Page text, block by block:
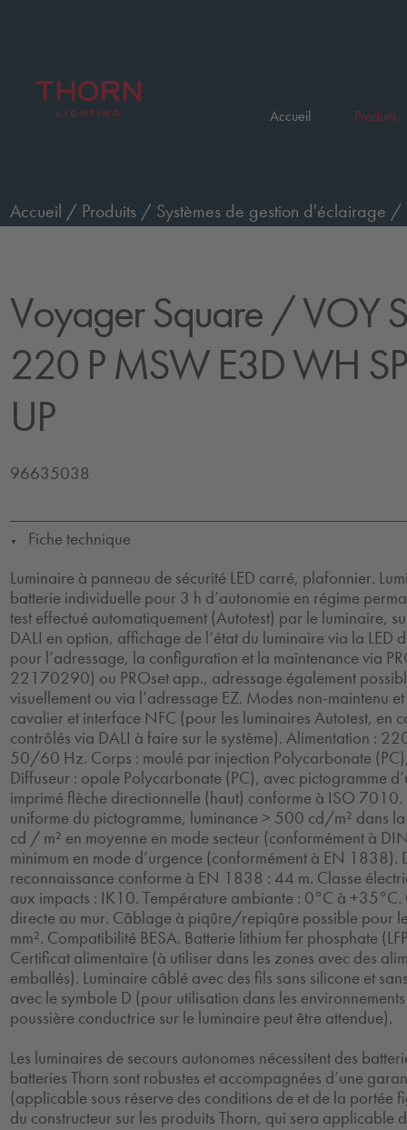
Accueil Produits
Accueil / Produits / Systèmes de gestion d'éclairage /
Voyager Square / VOY
220 P MSW E3D WH
UP
96635038
▼
Fiche technique
Luminaire à panneau de sécurité LED carré, plafonnier.
batterie individuelle pour 3 h d’autonomie en régime
test effectué automatiquement (Autotest) par le luminaire,
DALI en option, affichage de l’état du luminaire via la LED
pour l’adressage, la configuration et la maintenance via
22170290) ou PROset app., adressage également
visuellement ou via l’adressage EZ. Modes non-maintenu
cavalier et interface NFC (pour les luminaires Autotest, en
contrôlés via DALI à faire sur le système). Alimentation :
50/60 Hz. Corps : moulé par injection Polycarbonate
Diffuseur : opale Polycarbonate (PC), avec pictogramme
imprimé flèche directionnelle (haut) conforme à ISO
uniforme du pictogramme, luminance > 500 cd/m² dans
cd / m² en moyenne en mode secteur (conformément à
minimum en mode d’urgence (conformément à EN 1838).
reconnaissance conforme à EN 1838 : 44 m. Classe
aux impacts : IK10. Température ambiante : 0°C à
directe au mur. Câblage à piqûre/repiqûre possible pour
mm². Compatibilité BESA. Batterie lithium fer phosphate
Certificat alimentaire (à utiliser dans les zones avec des
emballés). Luminaire câblé avec des fils sans silicone et
avec le symbole D (pour utilisation dans les
poussière conductrice sur le luminaire peut être attendue).
Les luminaires de secours autonomes nécessitent des
batteries Thorn sont robustes et accompagnées d’une
(applicable sous réserve des conditions de et de la portée
du constructeur sur les produits Thorn, qui sera applicable